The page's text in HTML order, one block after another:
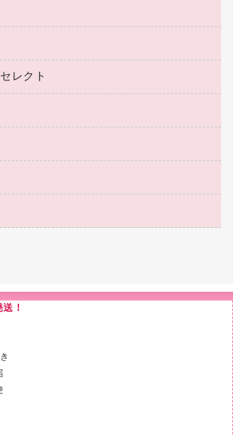
ル
差替式）
固定式）
穴インデックス
油性）
水性）
）
インク）
用替芯
用
ー
プ
ペンケース
計用品
レクト
料）
（食品・飲料）
食品・飲料・食添製品）
！